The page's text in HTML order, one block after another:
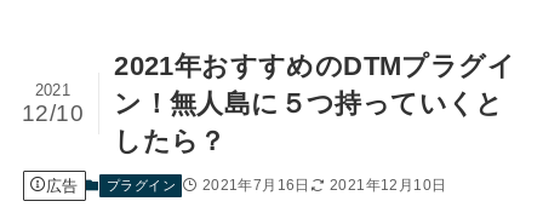
2021年おすすめのDTMプラグイ
ン！無人島に５つ持っていくと
したら？
2021
12/10
広告 プラグイン 2021年7月16日 2021年12月10日